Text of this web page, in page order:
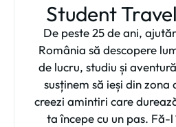
Student
De peste 25 de ani,
România să descopere
de lucru, studiu și
susținem să ieși din
creezi amintiri care
ta începe cu un pas. Fă-